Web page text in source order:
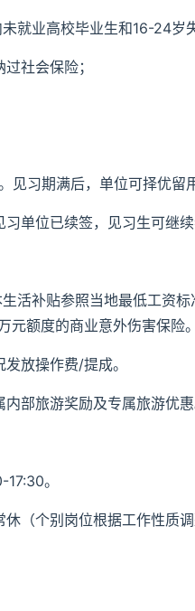
就业高校毕业生和16-24岁
社会保险；
见习期满后，单位可择优留
单位已续签，见习生可继续
活补贴参照当地最低工资
额度的商业意外伤害保险。
放操作费/提成。
部旅游奖励及专属旅游优惠
。
（个别岗位根据工作性质调